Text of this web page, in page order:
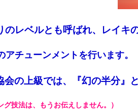
のレベルとも呼ばれ、レイキ
アチューンメントを行います。
会の上級では、『幻の半分』
グ技法は、もうお伝えしません。）